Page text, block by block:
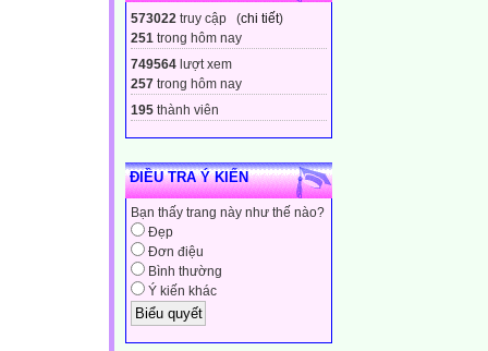
573022 truy cập (chi tiết)
251 trong hôm nay
749564 lượt xem
257 trong hôm nay
195 thành viên
ĐIỀU TRA Ý KIẾN
Bạn thấy trang này như thế nào?
Đẹp
Đơn điệu
Bình thường
Ý kiến khác